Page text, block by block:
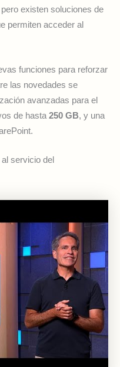
existen soluciones de
permiten acceder al
funciones para reforzar
las novedades se
avanzadas para el
de hasta 250 GB, y una
servicio del